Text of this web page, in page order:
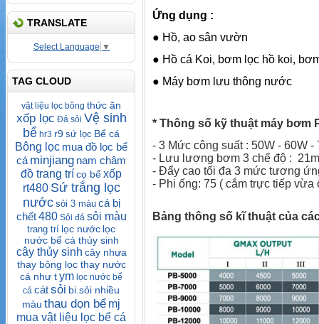
TRANSLATE
Select Language ▼
TAG CLOUD
vật liệu lọc bông thức ăn
xốp lọc Đá sỏi Vệ sinh
bể hr3 r9 sứ lọc Bể cá
Bông lọc mua đồ lọc bể
cá minjiang nam châm
đồ trang trícọ bểxốp
rt480 Sứ trắng lọc
nước sỏi 3 màu cá bị
chết 480 Sỏi đá sỏi màu
trang trí lọc nước lọc
nước bể cá thủy sinh
cây thủy sinh cây nhựa
thay bông lọc thay nước
cá như tym lọc nước bể
cá cátsỏi bi.sỏi nhiều
màu thau dọn bể mj
mua vật liệu lọc bể cá
Ứng dụng :
● Hồ, ao sân vườn
● Hồ cá Koi, bơm lọc hồ koi,
● Máy bơm lưu thông nước
* Thông số kỹ thuật máy bơm
- 3 Mức công suất : 50W - 60W -
- Lưu lượng bơm 3 chế độ :
- Đẩy cao tối đa 3 mức tương
- Phi ống: 75 ( cắm trực tiếp vừa
Bảng thông số kĩ thuật của